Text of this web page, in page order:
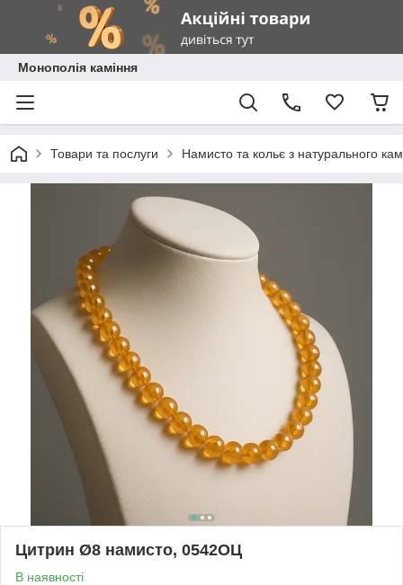
Монополія каміння
Товари та послуги Намисто та кольє з натурального
Цитрин Ø8 намисто, 0542ОЦ
В наявності